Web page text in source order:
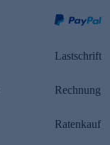
Lastschrift
Rechnung
Ratenkauf